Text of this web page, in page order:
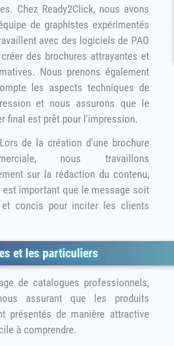
nous avons
de graphistes expérimentés
avec des logiciels de PAO
des brochures attrayantes et
Nous prenons également
aspects techniques de
et nous assurons que le
fichier final est prêt pour l'impression.
Lors de la création d'une brochure
nous travaillons
la rédaction du contenu,
est important que le message soit
concis pour inciter les clients
et les particuliers
catalogues professionnels,
assurant que les produits
de manière attractive
à comprendre.